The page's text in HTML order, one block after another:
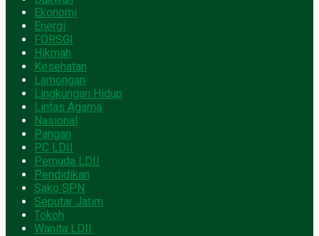
Ekonomi
Energi
FORSGI
Hikmah
Kesehatan
Lamongan
Lingkungan Hidup
Lintas Agama
Nasional
Pangan
PC LDII
Pemuda LDII
Pendidikan
Sako SPN
Seputar Jatim
Tokoh
Wanita LDII